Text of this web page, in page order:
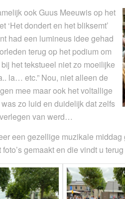
ook Guus Meeuwis op het
‘Het dondert en het bliksemt’
had een lumineus idee gehad
terug op het podium om
het tekstueel niet zo moeilijke
la… etc.” Nou, niet alleen de
mee maar ook het voltallige
zo luid en duidelijk dat zelfs
van werd…
een gezellige muzikale middag
gemaakt en die vindt u